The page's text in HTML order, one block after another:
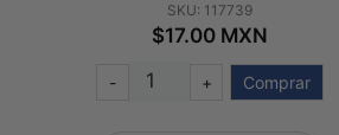
SKU: 117739
$17.00 MXN
- + Comprar